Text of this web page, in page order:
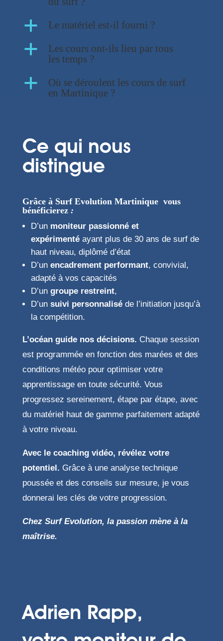
a Le matériel est-il fourni ?
a
Les cours ont-ils lieu par tous
les temps ?
a
Où se déroulent les cours de surf
en Martinique ?
Ce qui nous
distingue
Grâce à Surf Evolution Martinique vous
bénéficierez :
D’un moniteur passionné et
expérimentéayant plus de 30 ans de surf de
haut niveau, diplômé d’état
D’un encadrement performant, convivial,
adapté à vos capacités
D’un groupe restreint,
D’un suivi personnaliséde l’initiation jusqu’à
la compétition.
L’océan guide nos décisions. Chaque session
est programmée en fonction des marées et des
conditions météo pour optimiser votre
apprentissage en toute sécurité. Vous
progressez sereinement, étape par étape, avec
du matériel haut de gamme parfaitement adapté
à votre niveau.
Avec le coaching vidéo, révélez votre
potentiel. Grâce à une analyse technique
poussée et des conseils sur mesure, je vous
donnerai les clés de votre progression.
Chez Surf Evolution, la passion mène à la
maîtrise.
Adrien Rapp,